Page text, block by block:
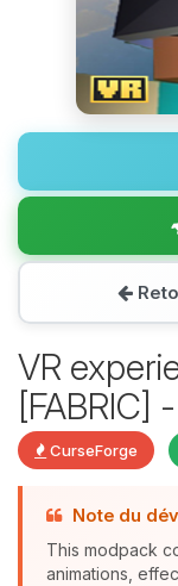
VR
[FABRIC]
CurseForge
Note du
This modpack
animations,
tu as